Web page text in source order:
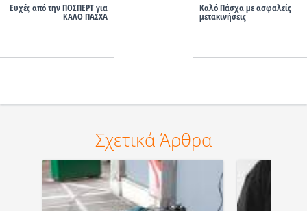
Ευχές από την ΠΟΣΠΕΡΤ για
ΚΑΛΟ ΠΑΣΧΑ
Καλό Πάσχα με ασφαλείς
μετακινήσεις
Σχετικά Άρθρα